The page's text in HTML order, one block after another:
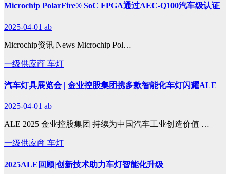
Microchip PolarFire® SoC FPGA通过AEC-Q100汽车级认证
2025-04-01 ab
Microchip资讯 News Microchip Pol…
一级供应商 车灯
汽车灯具展览会 | 金业控股集团携多款智能化车灯闪耀ALE
2025-04-01 ab
ALE 2025 金业控股集团 持续为中国汽车工业创造价值 …
一级供应商 车灯
2025ALE回顾|创新技术助力车灯智能化升级